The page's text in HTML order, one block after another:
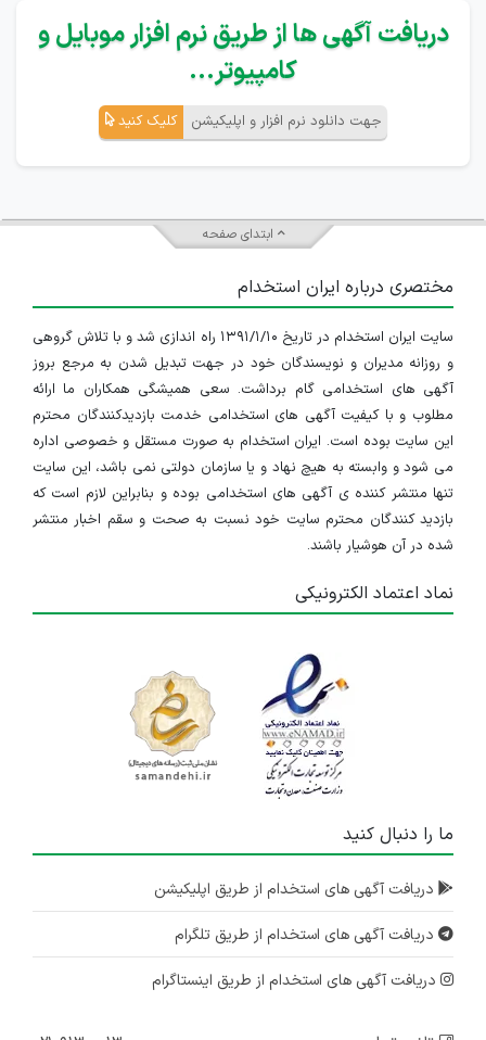
دریافت آگهی ها از طریق نرم افزار موبایل و
کامپیوتر...
جهت دانلود نرم افزار و اپلیکیشن کلیک کنید
ابتدای صفحه
مختصری درباره ایران استخدام
سایت ایران استخدام در تاریخ ۱۳۹۱/۱/۱۰ راه اندازی شد و با تلاش گروهی
و روزانه مدیران و نویسندگان خود در جهت تبدیل شدن به مرجع بروز
آگهی های استخدامی گام برداشت. سعی همیشگی همکاران ما ارائه
مطلوب و با کیفیت آگهی های استخدامی خدمت بازدیدکنندگان محترم
این سایت بوده است. ایران استخدام به صورت مستقل و خصوصی اداره
می شود و وابسته به هیچ نهاد و یا سازمان دولتی نمی باشد، این سایت
تنها منتشر کننده ی آگهی های استخدامی بوده و بنابراین لازم است که
بازدید کنندگان محترم سایت خود نسبت به صحت و سقم اخبار منتشر
شده در آن هوشیار باشند.
نماد اعتماد الکترونیکی
ما را دنبال کنید
دریافت آگهی های استخدام از طریق اپلیکیشن
دریافت آگهی های استخدام از طریق تلگرام
دریافت آگهی های استخدام از طریق اینستاگرام